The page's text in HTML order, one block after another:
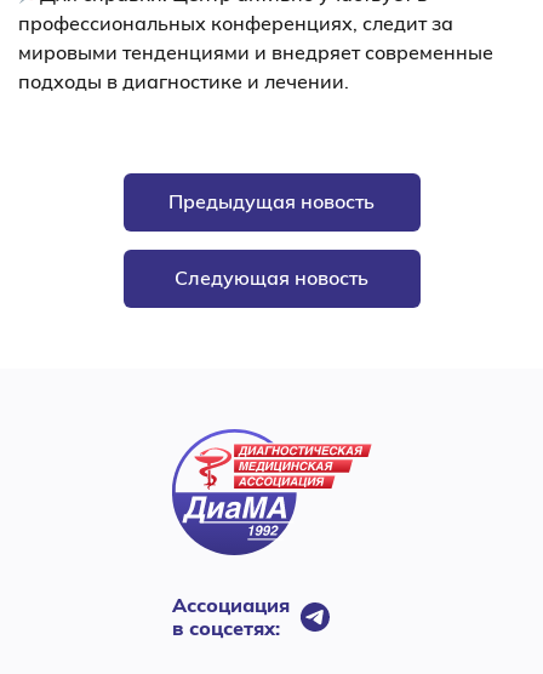
профессиональных конференциях, следит за
мировыми тенденциями и внедряет современные
подходы в диагностике и лечении.
Предыдущая новость
Следующая новость
Ассоциация
в соцсетях: